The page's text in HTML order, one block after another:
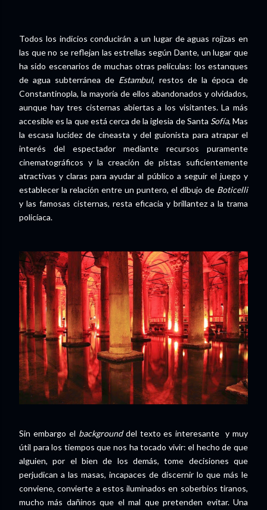
Todos los indicios conducirán a un lugar de aguas rojizas en
las que no se reflejan las estrellas según Dante, un lugar que
ha sido escenarios de muchas otras películas: los estanques
de agua subterránea de Estambul, restos de la época de
Constantinopla, la mayoría de ellos abandonados y olvidados,
aunque hay tres cisternas abiertas a los visitantes. La más
accesible es la que está cerca de la iglesia de Santa Sofía, Mas
la escasa lucidez de cineasta y del guionista para atrapar el
interés del espectador mediante recursos puramente
cinematográficos y la creación de pistas suficientemente
atractivas y claras para ayudar al público a seguir el juego y
establecer la relación entre un puntero, el dibujo de Boticelli
y las famosas cisternas, resta eficacia y brillantez a la trama
policíaca.
Sin embargo el backgrounddel texto es interesante y muy
útil para los tiempos que nos ha tocado vivir: el hecho de que
alguien, por el bien de los demás, tome decisiones que
perjudican a las masas, incapaces de discernir lo que más le
conviene, convierte a estos iluminados en soberbios tiranos,
mucho más dañinos que el mal que pretenden evitar. Una